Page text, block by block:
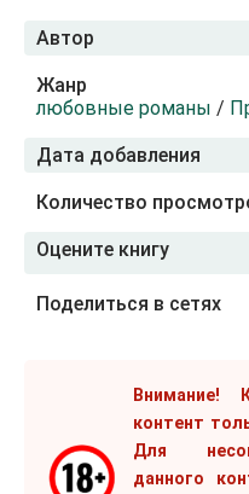
Автор
Жанр
любовные романы /
Дата добавления
Количество
Оцените книгу
Поделиться в сетях
Внимание!
контент
Для
данного